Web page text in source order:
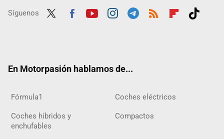
Síguenos
En Motorpasión hablamos de...
Fórmula1 Coches eléctricos
Coches híbridos y
enchufables
Compactos